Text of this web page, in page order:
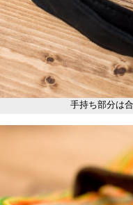
手持ち部分は